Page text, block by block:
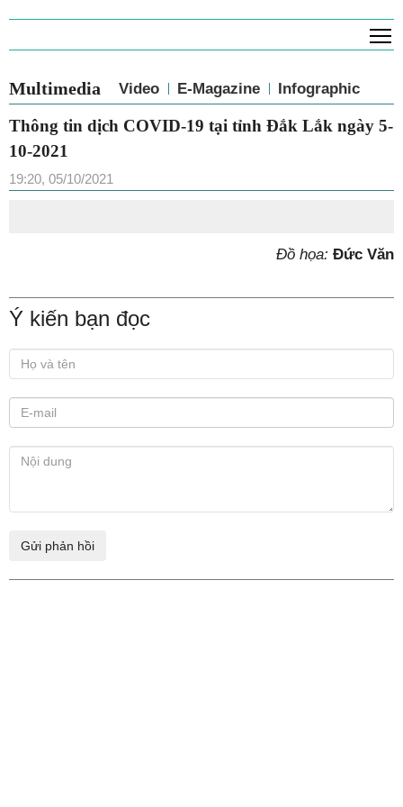
Multimedia Video E-Magazine Infographic
Thông tin dịch COVID-19 tại tỉnh Đắk Lắk ngày 5-
10-2021
19:20, 05/10/2021
Đồ họa: Đức Văn
Ý kiến bạn đọc